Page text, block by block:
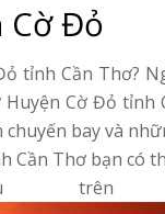
Cờ Đỏ
tỉnh Cần Thơ?
Cờ Đỏ tỉnh
chuyến bay và
Thơ bạn có
trên